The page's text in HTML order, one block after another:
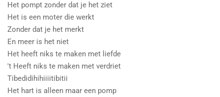
Het pompt zonder dat je het ziet
Het is een moter die werkt
Zonder dat je het merkt
En meer is het niet
Het heeft niks te maken met liefde
't Heeft niks te maken met verdriet
Tibedidihihiiiitibitii
Het hart is alleen maar een pomp